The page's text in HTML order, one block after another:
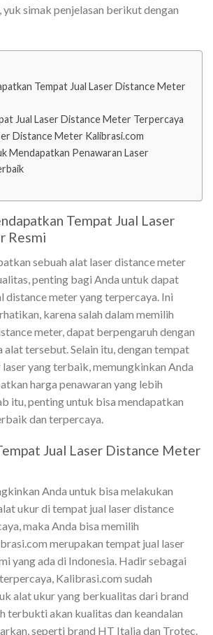
simak penjelasan berikut dengan
Tempat Jual Laser Distance Meter
Jual Laser Distance Meter Terpercaya
Distance Meter Kalibrasi.com
Mendapatkan Penawaran Laser
Tempat Jual Laser
Resmi
sebuah alat laser distance meter
penting bagi Anda untuk dapat
distance meter yang terpercaya. Ini
karena salah dalam memilih
meter, dapat berpengaruh dengan
alat tersebut. Selain itu, dengan tempat
laseryang terbaik, memungkinkan Anda
harga penawaran yang lebih
itu, penting untuk bisa mendapatkan
dan terpercaya.
Jual Laser Distance Meter
Anda untuk bisa melakukan
ukur di tempat jual laser distance
maka Anda bisa memilih
merupakan tempat jual laser
yang ada di Indonesia. Hadir sebagai
Kalibrasi.com sudah
alat ukur yang berkualitas dari brand
terbukti akan kualitas dan keandalan
seperti brand HT Italia dan Trotec.